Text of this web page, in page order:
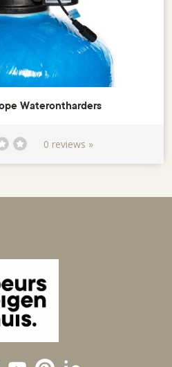
Waterontharders
0 reviews »